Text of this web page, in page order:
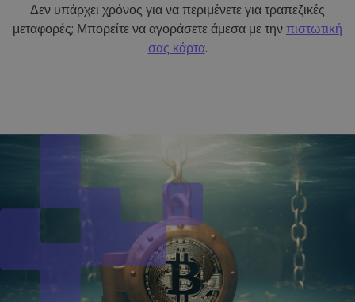
Δεν υπάρχει χρόνος για να περιμένετε για τραπεζικές
μεταφορές; Μπορείτε να αγοράσετε άμεσα με τηνπιστωτική
σας κάρτα.